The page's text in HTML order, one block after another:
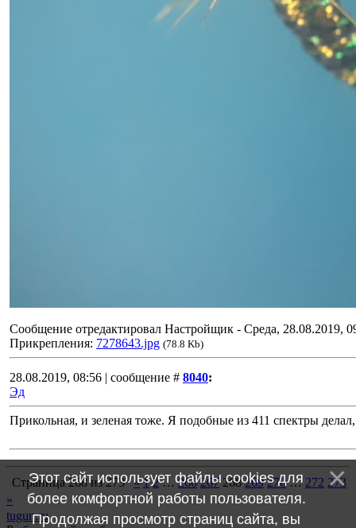
Сообщение отредактировал Настройщик - Среда, 28.08.2019,
Прикрепления: 7278643.jpg (78.8 Kb)
28.08.2019, 08:56 | сообщение # 8040:
Эд
Прикольная, и зеленая тоже. Я подобные из 411 спектры
Страница268из273 « 1 2 … 266 267 268 269 270 … 272 273
»
tugun.ru
Этот сайт использует файлы cookies для
более комфортной работы пользователя.
Продолжая просмотр страниц сайта, вы